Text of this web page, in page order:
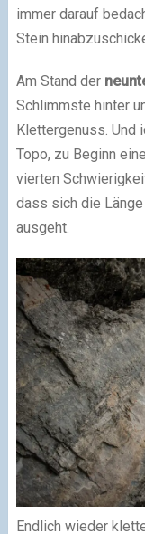
immer darauf
Stein
Am Stand der
Schlimmste hinter
Klettergenuss. Und
Topo, zu Beginn
vierten
dass sich die
ausgeht.
Endlich wieder